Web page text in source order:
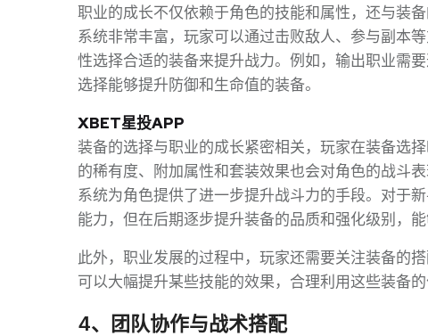
职业的成长不仅依赖于角色的技能和属性，还与装
系统非常丰富，玩家可以通过击败敌人、参与副本
性选择合适的装备来提升战力。例如，输出职业需
选择能够提升防御和生命值的装备。
XBET星投APP
装备的选择与职业的成长紧密相关，玩家在装备选
的稀有度、附加属性和套装效果也会对角色的战斗
系统为角色提供了进一步提升战斗力的手段。对于
能力，但在后期逐步提升装备的品质和强化级别，
此外，职业发展的过程中，玩家还需要关注装备的
可以大幅提升某些技能的效果，合理利用这些装备
4、团队协作与战术搭配